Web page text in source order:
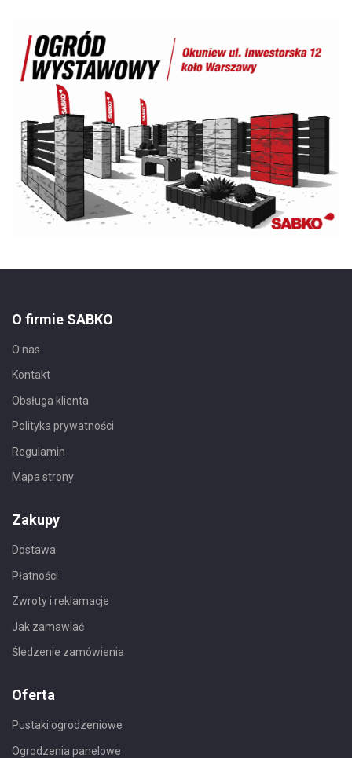
O firmie SABKO
O nas
Kontakt
Obsługa klienta
Polityka prywatności
Regulamin
Mapa strony
Zakupy
Dostawa
Płatności
Zwroty i reklamacje
Jak zamawiać
Śledzenie zamówienia
Oferta
Pustaki ogrodzeniowe
Ogrodzenia panelowe